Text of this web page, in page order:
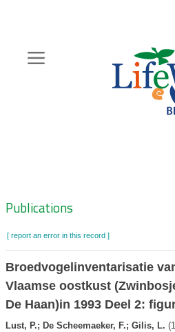
content
Zoeknavigatie
Publications
[ report an error in this record ]
Broedvogelinventarisatie
Vlaamse oostkust
De Haan)in 1993 Deel 2:
Lust, P.; De Scheemaeker, F.; Gilis, L.